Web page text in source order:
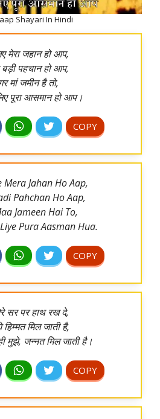
Shayari In Hindi
मेरा जहान हो आप,
पहचान हो आप,
मां जमीन है तो,
पूरा आसमान हो आप।
Mera Jahan Ho Aap,
Pahchan Ho Aap,
Jameen Hai To,
Pura Aasman Hua.
सर पर हाथ रख दे,
हिम्मत मिल जाती है,
मुझे, जन्नत मिल जाती है।